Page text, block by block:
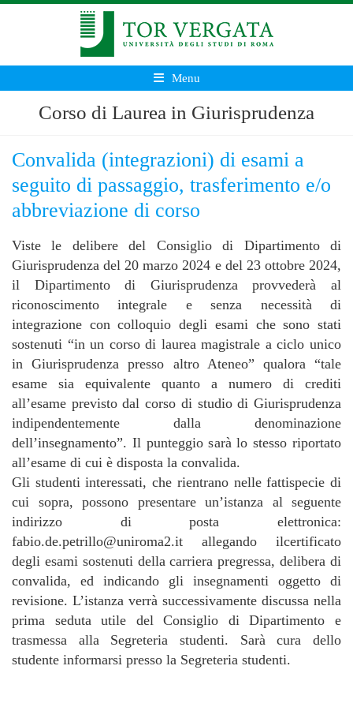
Menu
Corso di Laurea in Giurisprudenza
Convalida (integrazioni) di esami a
seguito di passaggio, trasferimento e/o
abbreviazione di corso
Viste le delibere del Consiglio di Dipartimento di
Giurisprudenza del 20 marzo 2024 e del 23 ottobre 2024,
il Dipartimento di Giurisprudenza provvederà al
riconoscimento integrale e senza necessità di
integrazione con colloquio degli esami che sono stati
sostenuti “in un corso di laurea magistrale a ciclo unico
in Giurisprudenza presso altro Ateneo” qualora “tale
esame sia equivalente quanto a numero di crediti
all’esame previsto dal corso di studio di Giurisprudenza
indipendentemente dalla denominazione
dell’insegnamento”. Il punteggio sarà lo stesso riportato
all’esame di cui è disposta la convalida.
Gli studenti interessati, che rientrano nelle fattispecie di
cui sopra, possono presentare un’istanza al seguente
indirizzo di posta elettronica:
fabio.de.petrillo@uniroma2.it allegando ilcertificato
degli esami sostenuti della carriera pregressa, delibera di
convalida, ed indicando gli insegnamenti oggetto di
revisione. L’istanza verrà successivamente discussa nella
prima seduta utile del Consiglio di Dipartimento e
trasmessa alla Segreteria studenti. Sarà cura dello
studente informarsi presso la Segreteria studenti.